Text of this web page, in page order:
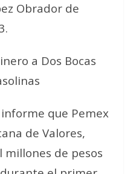
Obrador de
a Dos Bocas
que Pemex
de Valores,
millones de pesos